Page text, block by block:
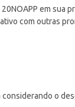
em
com outras
considerando o